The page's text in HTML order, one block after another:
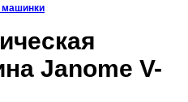
Janome V-